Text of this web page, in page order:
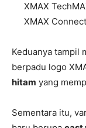
XMAX
XMAX
Keduanya tampil
berpadu logo
hitam yang
Sementara itu,